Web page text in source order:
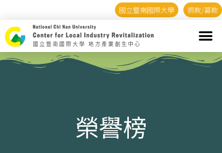
國立暨南國際大學 捐款/募款
榮譽榜